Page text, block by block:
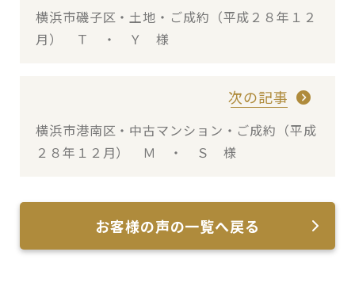
横浜市磯子区・土地・ご成約（平成２８年１２
月） Ｔ ・ Ｙ 様
次の記事
横浜市港南区・中古マンション・ご成約（平成
２８年１２月） Ｍ ・ Ｓ 様
お客様の声の一覧へ戻る